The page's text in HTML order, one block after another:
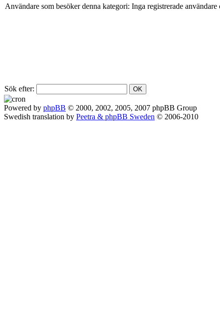
Användare som besöker denna kategori: Inga registrerade användare
Sök efter:
Powered by phpBB © 2000, 2002, 2005, 2007 phpBB Group
Swedish translation by Peetra & phpBB Sweden © 2006-2010